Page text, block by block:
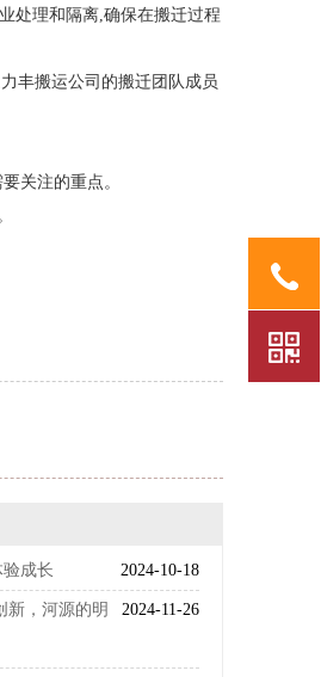
处理和隔离,确保在搬迁过程
丰搬运公司的搬迁团队成员
关注的重点。
2024-10-18
成长
2024-11-26
新，河源的明